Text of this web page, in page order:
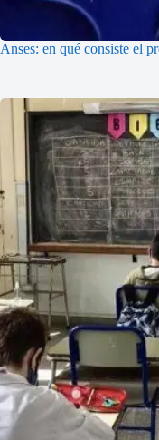
Anses: en qué consiste el